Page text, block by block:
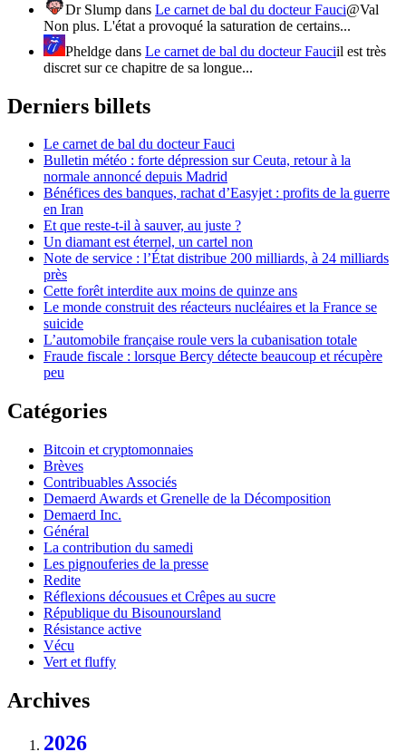
Dr Slump dans Le carnet de bal du docteur Fauci@Val
Non plus. L'état a provoqué la saturation de certains...
Pheldge dans Le carnet de bal du docteur Fauciil est très
discret sur ce chapitre de sa longue...
Derniers billets
Le carnet de bal du docteur Fauci
Bulletin météo : forte dépression sur Ceuta, retour à la
normale annoncé depuis Madrid
Bénéfices des banques, rachat d’Easyjet : profits de la guerre
en Iran
Et que reste-t-il à sauver, au juste ?
Un diamant est éternel, un cartel non
Note de service : l’État distribue 200 milliards, à 24 milliards
près
Cette forêt interdite aux moins de quinze ans
Le monde construit des réacteurs nucléaires et la France se
suicide
L’automobile française roule vers la cubanisation totale
Fraude fiscale : lorsque Bercy détecte beaucoup et récupère
peu
Catégories
Bitcoin et cryptomonnaies
Brèves
Contribuables Associés
Demaerd Awards et Grenelle de la Décomposition
Demaerd Inc.
Général
La contribution du samedi
Les pignouferies de la presse
Redite
Réflexions décousues et Crêpes au sucre
République du Bisounoursland
Résistance active
Vécu
Vert et fluffy
Archives
2026